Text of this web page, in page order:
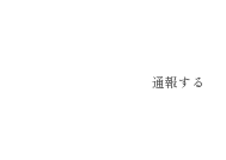
通報する